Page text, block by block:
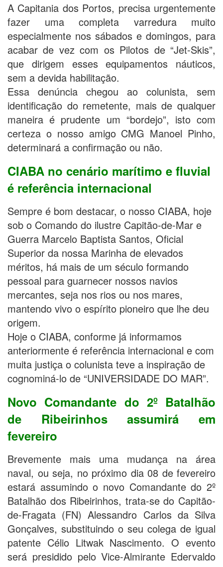
A Capitania dos Portos, precisa urgentemente
fazer uma completa varredura muito
especialmente nos sábados e domingos, para
acabar de vez com os Pilotos de “Jet-Skis”,
que dirigem esses equipamentos náuticos,
sem a devida habilitação.
Essa denúncia chegou ao colunista, sem
identificação do remetente, mais de qualquer
maneira é prudente um “bordejo”, isto com
certeza o nosso amigo CMG Manoel Pinho,
determinará a confirmação ou não.
CIABA no cenário marítimo e fluvial
é referência internacional
Sempre é bom destacar, o nosso CIABA, hoje
sob o Comando do ilustre Capitão-de-Mar e
Guerra Marcelo Baptista Santos, Oficial
Superior da nossa Marinha de elevados
méritos, há mais de um século formando
pessoal para guarnecer nossos navios
mercantes, seja nos rios ou nos mares,
mantendo vivo o espírito pioneiro que lhe deu
origem.
Hoje o CIABA, conforme já informamos
anteriormente é referência internacional e com
muita justiça o colunista teve a inspiração de
cognominá-lo de “UNIVERSIDADE DO MAR”.
Novo Comandante do 2º Batalhão
de Ribeirinhos assumirá em
fevereiro
Brevemente mais uma mudança na área
naval, ou seja, no próximo dia 08 de fevereiro
estará assumindo o novo Comandante do 2º
Batalhão dos Ribeirinhos, trata-se do Capitão-
de-Fragata (FN) Alessandro Carlos da Silva
Gonçalves, substituindo o seu colega de igual
patente Célio Litwak Nascimento. O evento
será presidido pelo Vice-Almirante Edervaldo